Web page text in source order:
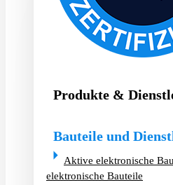
Produkte &
Bauteile und
Aktive elektronische
elektronische Bauteile